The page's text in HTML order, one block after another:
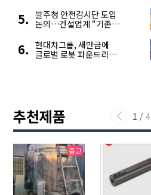
4위 맹추격
발주청 안전감시단 도입
논의…건설업계 “기존
현대차그룹, 새만금에
글로벌 로봇 파운드리
추천제품 1 / 4
중고